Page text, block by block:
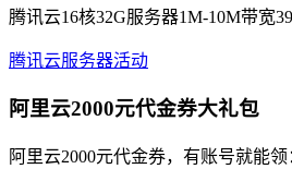
腾讯云16核32G服务器1M-10M带宽
腾讯云服务器活动
阿里云2000元代金券大礼包
阿里云2000元代金券，有账号就能领